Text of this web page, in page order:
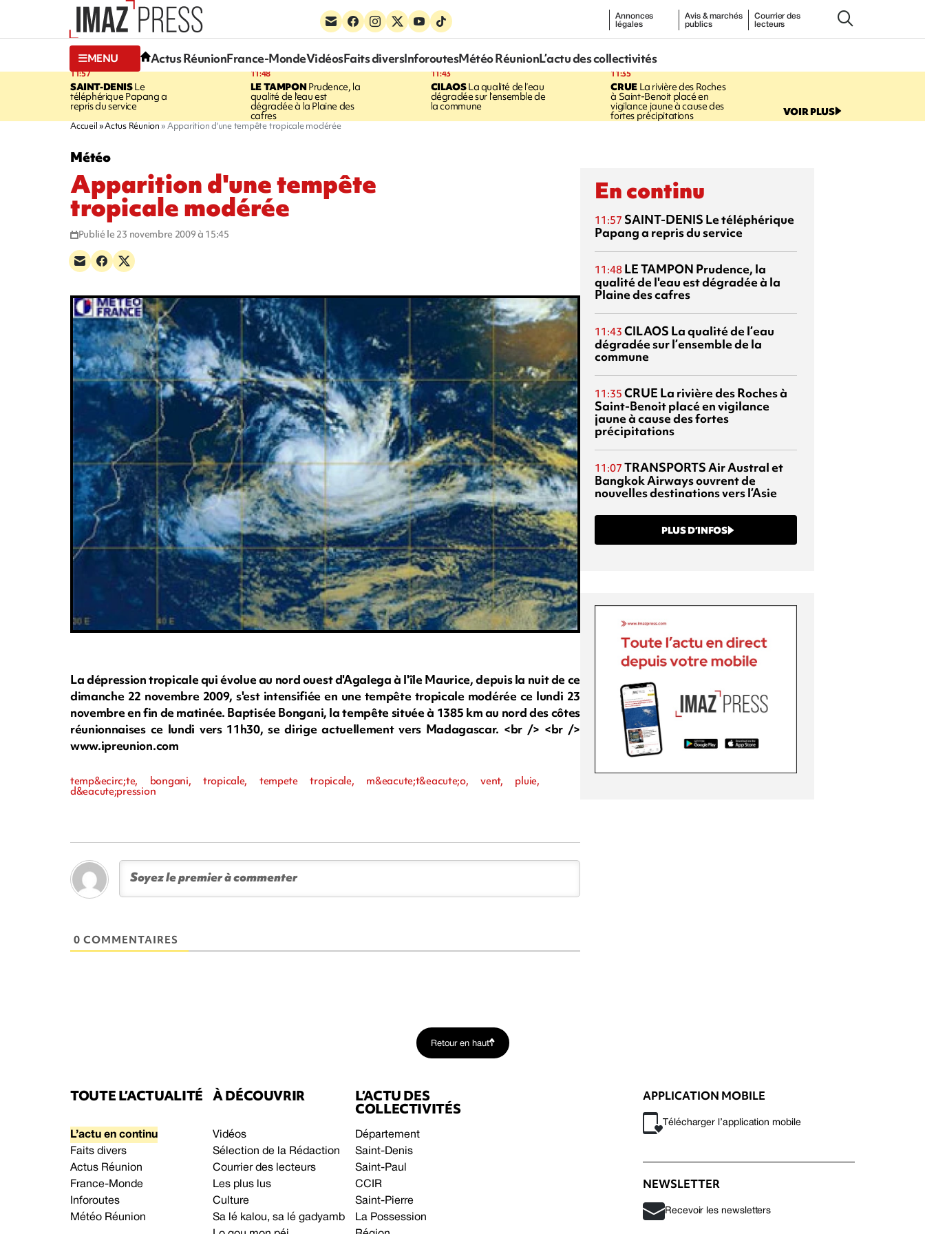
Annonces
légales
Avis & marchés
publics
Courrier des
lecteurs
MENU Actus RéunionFrance-MondeVidéosFaits diversInforoutesMétéo RéunionL’actu des collectivités
11:57
SAINT-DENISLe
téléphérique Papang a
repris du service
11:48
LE TAMPONPrudence, la
qualité de l'eau est
dégradée à la Plaine des
cafres
11:43
CILAOSLa qualité de l’eau
dégradée sur l’ensemble de
la commune
11:35
CRUELa rivière des Roches
à Saint-Benoit placé en
vigilance jaune à cause des
fortes précipitations VOIR PLUS
Accueil Actus Réunion Apparition d'une tempête tropicale modérée
Météo
Apparition d'une tempête
tropicale modérée
Publié le 23 novembre 2009 à 15:45
La dépression tropicale qui évolue au nord ouest d'Agalega à l'île Maurice, depuis la nuit de ce
dimanche 22 novembre 2009, s'est intensifiée en une tempête tropicale modérée ce lundi 23
novembre en fin de matinée. Baptisée Bongani, la tempête située à 1385 km au nord des côtes
réunionnaises ce lundi vers 11h30, se dirige actuellement vers Madagascar. <br /> <br />
www.ipreunion.com
temp&ecirc;te, bongani, tropicale, tempete tropicale, m&eacute;t&eacute;o, vent, pluie,
d&eacute;pression
0 COMMENTAIRES
En continu
11:57 SAINT-DENIS Le téléphérique
Papang a repris du service
11:48 LE TAMPON Prudence, la
qualité de l'eau est dégradée à la
Plaine des cafres
11:43 CILAOS La qualité de l’eau
dégradée sur l’ensemble de la
commune
11:35 CRUE La rivière des Roches à
Saint-Benoit placé en vigilance
jaune à cause des fortes
précipitations
11:07 TRANSPORTSAir Austral et
Bangkok Airways ouvrent de
nouvelles destinations vers l’Asie
PLUS D’INFOS
Retour en haut
TOUTE L’ACTUALITÉ
L’actu en continu
Faits divers
Actus Réunion
France-Monde
Inforoutes
Météo Réunion
À DÉCOUVRIR
Vidéos
Sélection de la Rédaction
Courrier des lecteurs
Les plus lus
Culture
Sa lé kalou, sa lé gadyamb
L’ACTU DES
COLLECTIVITÉS
Département
Saint-Denis
Saint-Paul
CCIR
Saint-Pierre
La Possession
APPLICATION MOBILE
Télécharger l’application mobile
NEWSLETTER
Recevoir les newsletters